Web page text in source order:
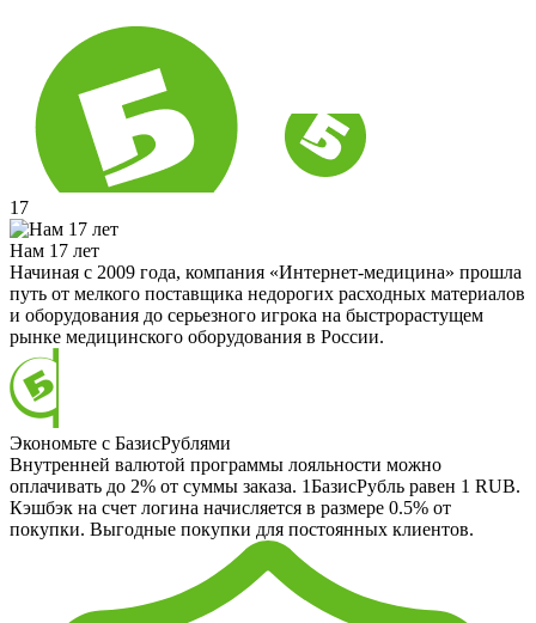
17
Нам 17 лет
Начиная с 2009 года, компания «Интернет-медицина» прошла
путь от мелкого поставщика недорогих расходных материалов
и оборудования до серьезного игрока на быстрорастущем
рынке медицинского оборудования в России.
Экономьте с БазисРублями
Внутренней валютой программы лояльности можно
оплачивать до 2% от суммы заказа. 1БазисРубль равен 1 RUB.
Кэшбэк на счет логина начисляется в размере 0.5% от
покупки. Выгодные покупки для постоянных клиентов.